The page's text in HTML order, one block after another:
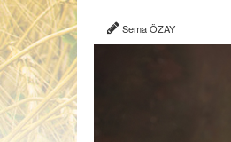
Sema ÖZAY